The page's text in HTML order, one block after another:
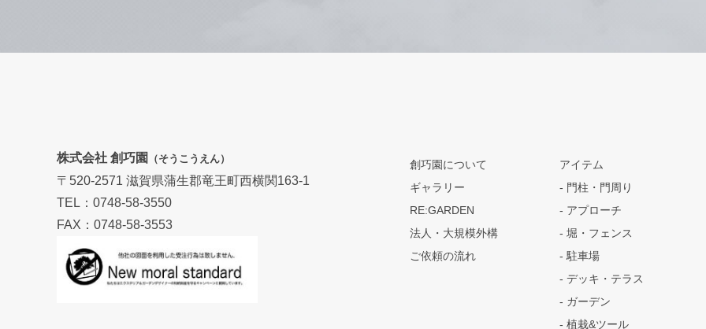
株式会社 創巧園 （そうこうえん）
〒520-2571 滋賀県蒲生郡竜王町西横関163-1
TEL：0748-58-3550
FAX：0748-58-3553
創巧園について
ギャラリー
RE:GARDEN
法人・大規模外構
ご依頼の流れ
アイテム
門柱・門周り
アプローチ
堀・フェンス
駐車場
デッキ・テラス
ガーデン
植栽&ツール